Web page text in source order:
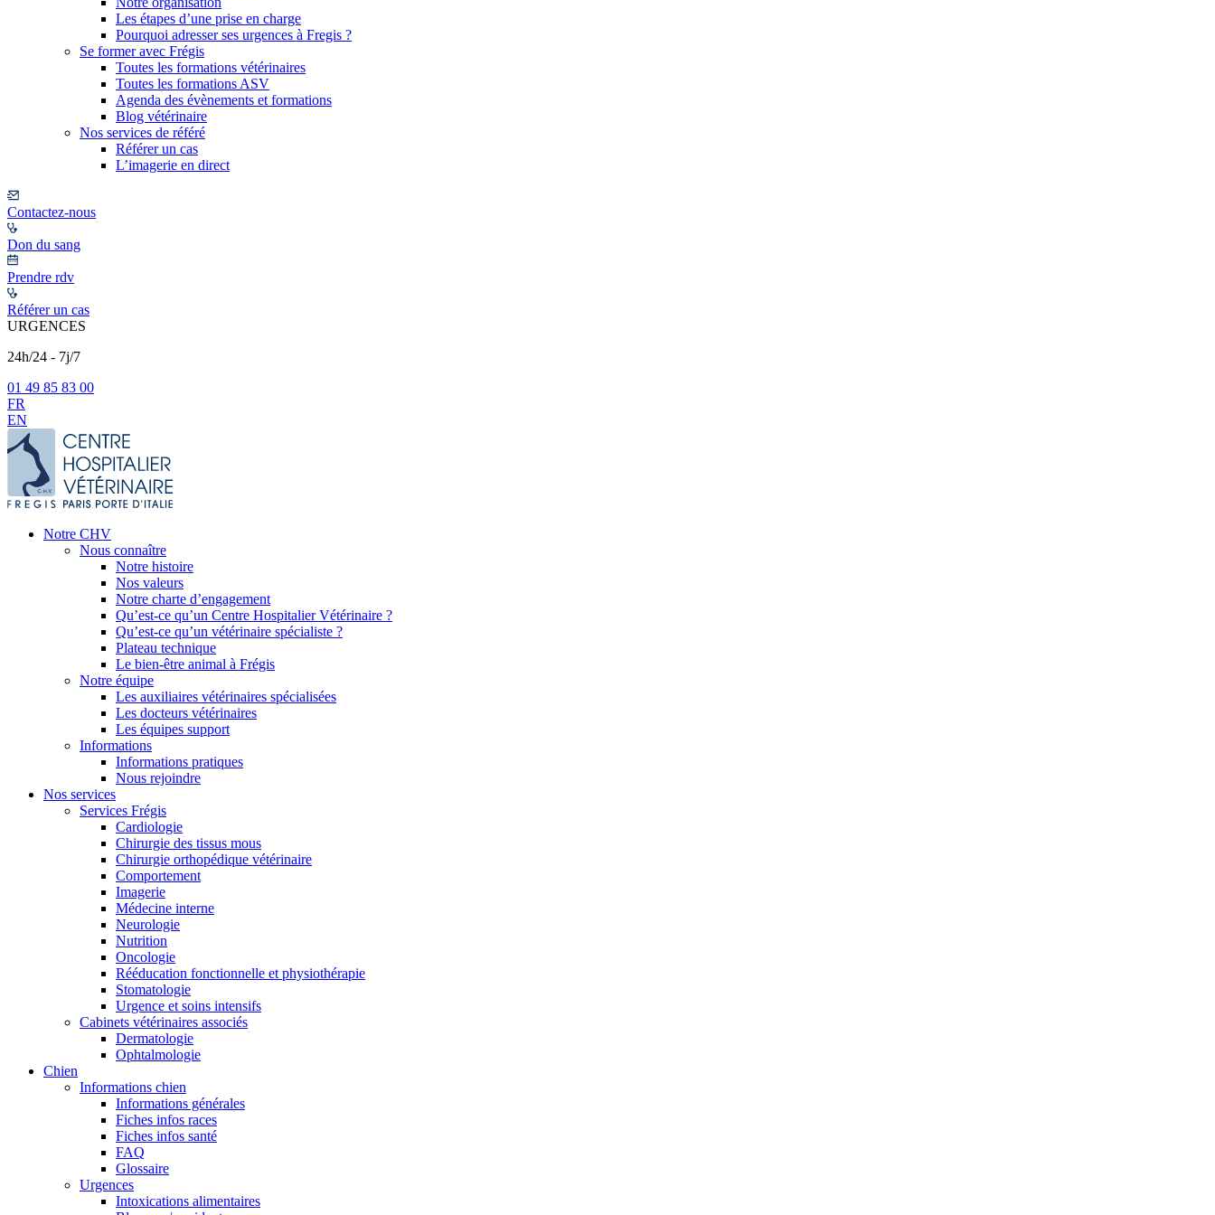
Les étapes d’une prise en charge
Pourquoi adresser ses urgences à Fregis ?
Se former avec Frégis
Toutes les formations vétérinaires
Toutes les formations ASV
Agenda des évènements et formations
Blog vétérinaire
Nos services de référé
Référer un cas
L’imagerie en direct
Contactez-nous
Don du sang
Prendre rdv
Référer un cas
URGENCES
24h/24 - 7j/7
01 49 85 83 00
FR
EN
Notre CHV
Nous connaître
Notre histoire
Nos valeurs
Notre charte d’engagement
Qu’est-ce qu’un Centre Hospitalier Vétérinaire ?
Qu’est-ce qu’un vétérinaire spécialiste ?
Plateau technique
Le bien-être animal à Frégis
Notre équipe
Les auxiliaires vétérinaires spécialisées
Les docteurs vétérinaires
Les équipes support
Informations
Informations pratiques
Nous rejoindre
Nos services
Services Frégis
Cardiologie
Chirurgie des tissus mous
Chirurgie orthopédique vétérinaire
Comportement
Imagerie
Médecine interne
Neurologie
Nutrition
Oncologie
Rééducation fonctionnelle et physiothérapie
Stomatologie
Urgence et soins intensifs
Cabinets vétérinaires associés
Dermatologie
Ophtalmologie
Chien
Informations chien
Informations générales
Fiches infos races
Fiches infos santé
FAQ
Glossaire
Urgences
Intoxications alimentaires